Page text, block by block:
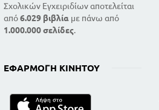
Σχολικών Εγχειριδίων αποτελείται
από6.029 βιβλία με πάνω από
1.000.000 σελίδες.
ΕΦΑΡΜΟΓΉ ΚΙΝΗΤΟΎ